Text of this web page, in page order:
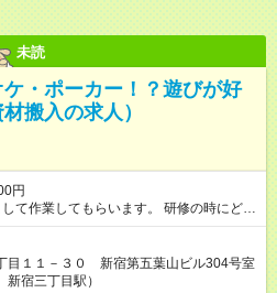
未読
・ポーカー！？遊びが好
搬入の求人）
円
て作業してもらいます。 研修の時にどん
分からないことはリーダーに聞いてみて
後も分からないことや気になることはリ
さいね。 ※研修でも通常と同じ給料が発
用期間】試用期間なし
目１１－３０ 新宿第五葉山ビル304号室
新宿三丁目駅）